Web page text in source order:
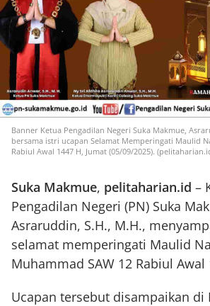
Banner Ketua Pengadilan Negeri Suka Makmue,
bersama istri ucapan Selamat Memperingati Maulid
Rabiul Awal 1447 H, Jumat (05/09/2025).
Suka Makmue, pelitaharian.id –
Pengadilan Negeri (PN) Suka
Asraruddin, S.H., M.H.,
selamat memperingati Maulid
Muhammad SAW 12 Rabiul
Ucapan tersebut disampaikan di